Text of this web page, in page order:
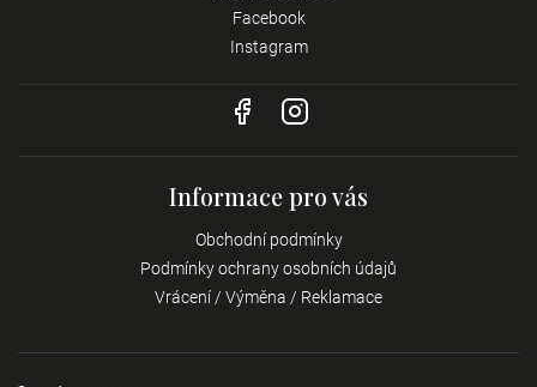
Facebook
Instagram
Informace pro vás
Obchodní podmínky
Podmínky ochrany osobních údajů
Vrácení / Výměna / Reklamace